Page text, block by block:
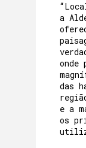
a
onde
das
e a
os